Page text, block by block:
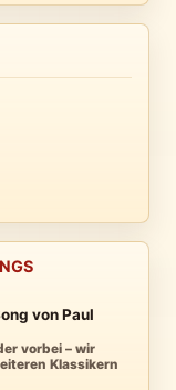
von Paul
vorbei – wir
Klassikern